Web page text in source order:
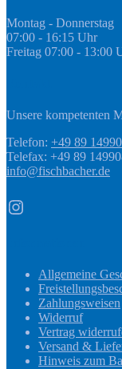
Montag - Donnerstag
07:00 - 16:15 Uhr
Freitag 07:00 - 13:00
Unsere kompetenten
Telefon: +49 89
Telefax: +49 89
info@fischbacher.de
Instagram
Allgemeine
Zahlungsweisen
Widerruf
Vertrag
Versand &
Hinweis zum